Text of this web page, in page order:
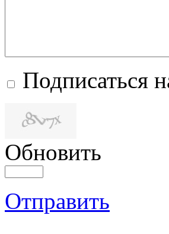
Подписаться
Обновить
Отправить